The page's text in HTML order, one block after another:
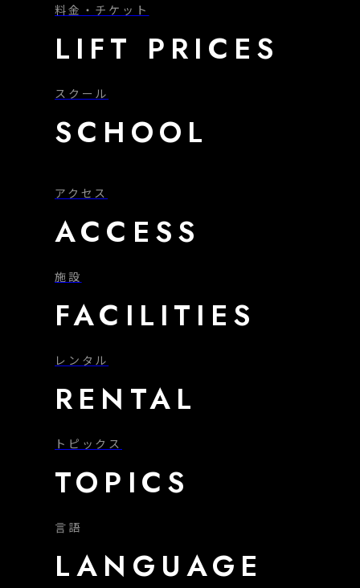
料金・チケット
LIFT PRICES
スクール
SCHOOL
アクセス
ACCESS
施設
FACILITIES
レンタル
RENTAL
トピックス
TOPICS
言語
LANGUAGE